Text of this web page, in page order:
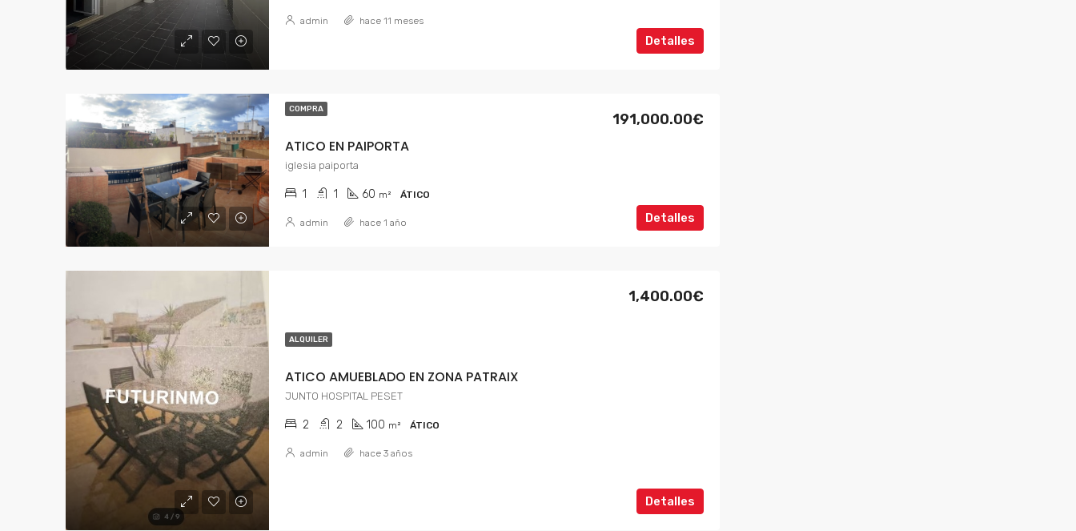
Detalles
admin hace 11 meses
COMPRA
ATICO EN PAIPORTA
191,000.00€
iglesia paiporta
1 1 60 m² ÁTICO
Detalles
admin hace 1 año
ALQUILER
ATICO AMUEBLADO EN ZONA PATRAIX
1,400.00€
JUNTO HOSPITAL PESET
2 2 100 m² ÁTICO
Detalles
admin hace 3 años